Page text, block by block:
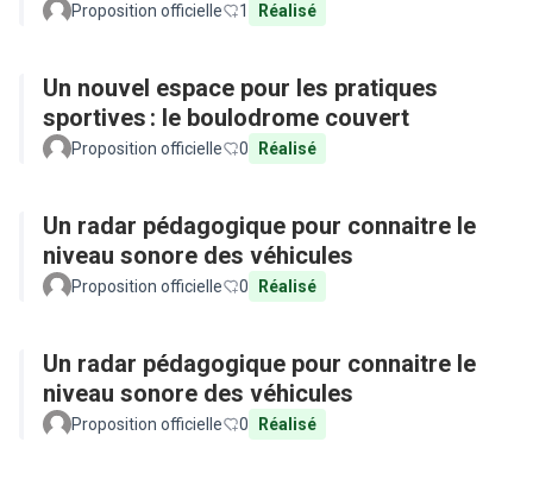
Proposition officielle 1 Réalisé
Un nouvel espace pour les pratiques
sportives : le boulodrome couvert
Proposition officielle 0 Réalisé
Un radar pédagogique pour connaitre le
niveau sonore des véhicules
Proposition officielle 0 Réalisé
Un radar pédagogique pour connaitre le
niveau sonore des véhicules
Proposition officielle 0 Réalisé